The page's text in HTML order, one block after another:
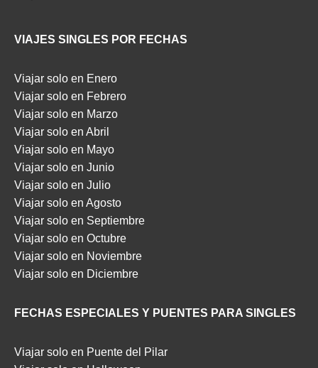
VIAJES SINGLES POR FECHAS
Viajar solo en Enero
Viajar solo en Febrero
Viajar solo en Marzo
Viajar solo en Abril
Viajar solo en Mayo
Viajar solo en Junio
Viajar solo en Julio
Viajar solo en Agosto
Viajar solo en Septiembre
Viajar solo en Octubre
Viajar solo en Noviembre
Viajar solo en Diciembre
FECHAS ESPECIALES Y PUENTES PARA SINGLES
Viajar solo en Puente del Pilar